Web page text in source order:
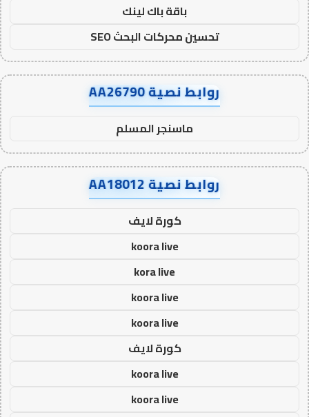
باقة باك لينك
تحسين محركات البحث SEO
روابط نصية AA26790
ماسنجر المسلم
روابط نصية AA18012
كورة لايف
koora live
kora live
koora live
koora live
كورة لايف
koora live
koora live